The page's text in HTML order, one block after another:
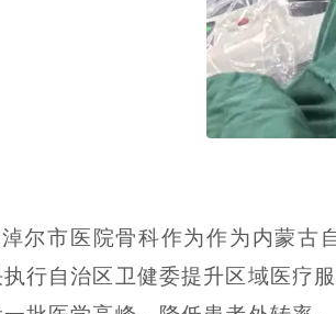
淖尔市医院骨科作为作为内蒙古
行自治区卫健委提升区域医疗